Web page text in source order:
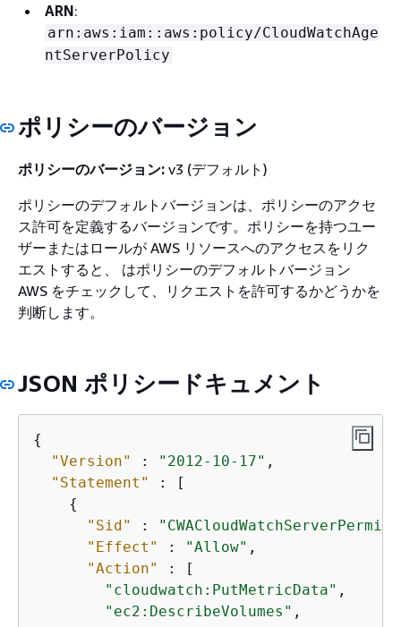
ARN:
arn:aws:iam::aws:policy/CloudWatchAge
ntServerPolicy
ポリシーのバージョン
ポリシーのバージョン: v3 (デフォルト)
ポリシーのデフォルトバージョンは、ポリシーのアクセ
ス許可を定義するバージョンです。ポリシーを持つユー
ザーまたはロールが AWS リソースへのアクセスをリク
エストすると、 はポリシーのデフォルトバージョン
AWS をチェックして、リクエストを許可するかどうかを
判断します。
JSON ポリシードキュメント
{
"Version"
: "2012-10-17" ,
"Statement"
: [
{
"Sid"
:
"Effect"
: "Allow" ,
"Action"
: [
"cloudwatch:PutMetricData" ,
"ec2:DescribeVolumes" ,